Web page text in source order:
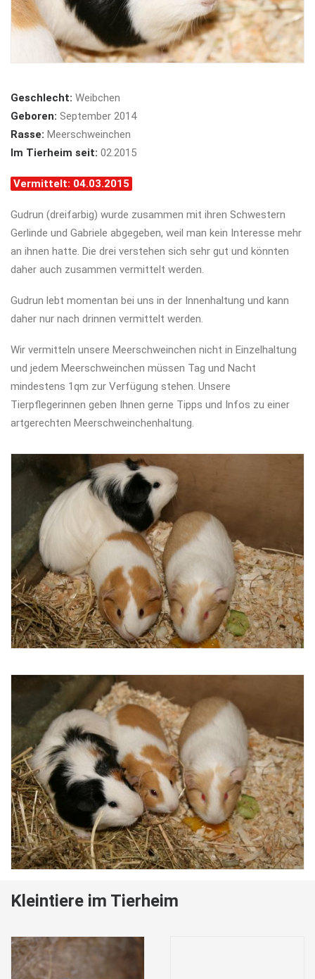
Geschlecht: Weibchen
Geboren: September 2014
Rasse: Meerschweinchen
Im Tierheim seit: 02.2015
Vermittelt: 04.03.2015
Gudrun (dreifarbig) wurde zusammen mit ihren Schwestern
Gerlinde und Gabriele abgegeben, weil man kein Interesse mehr
an ihnen hatte. Die drei verstehen sich sehr gut und könnten
daher auch zusammen vermittelt werden.
Gudrun lebt momentan bei uns in der Innenhaltung und kann
daher nur nach drinnen vermittelt werden.
Wir vermitteln unsere Meerschweinchen nicht in Einzelhaltung
und jedem Meerschweinchen müssen Tag und Nacht
mindestens 1qm zur Verfügung stehen. Unsere
Tierpflegerinnen geben Ihnen gerne Tipps und Infos zu einer
artgerechten Meerschweinchenhaltung.
Kleintiere im Tierheim